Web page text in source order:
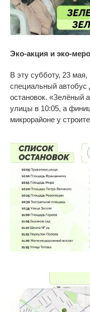
Эко-акция и эко-
В эту субботу, 23 мая,
специальный
остановок. «Зелёный
улицы в 10:05, а
микрорайоне у